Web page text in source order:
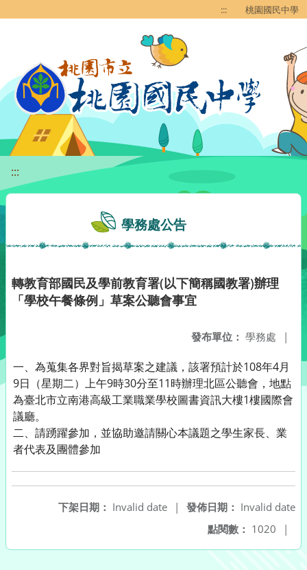
::: 桃園國民中學
:::
學務處公告
轉教育部國民及學前教育署(以下簡稱國教署)辦理
「學校午餐條例」草案公聽會事宜
發布單位： 學務處 |
一、為蒐集各界對旨揭草案之建議，該署預計於108年4月
9日（星期二）上午9時30分至11時辦理北區公聽會，地點
為臺北市立南港高級工業職業學校圖書資訊大樓1樓國際會
議廳。
二、請踴躍參加，並協助邀請關心本議題之學生家長、業
者代表及團體參加
發佈日期： Invalid date
下架日期： Invalid date
|
點閱數： 1020 |